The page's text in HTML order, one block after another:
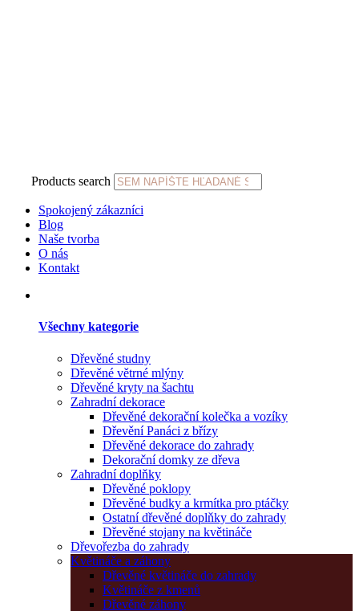
Products search
Spokojený zákazníci
Blog
Naše tvorba
O nás
Kontakt
Všechny kategorie
Dřevěné studny
Dřevěné větrné mlýny
Dřevěné kryty na šachtu
Zahradní dekorace
Dřevěné dekorační kolečka a vozíky
Dřevění Panáci z břízy
Dřevěné dekorace do zahrady
Dekorační domky ze dřeva
Zahradní doplňky
Dřevěné poklopy
Dřevěné budky a krmítka pro ptáčky
Ostatní dřevěné doplňky do zahrady
Dřevěné stojany na květináče
Dřevořezba do zahrady
Květináče a záhony
Dřevěné květináče do zahrady
Květináče z kmenů
Dřevěné záhony